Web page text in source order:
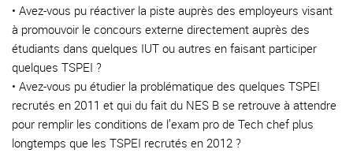
• Avez-vous pu réactiver la piste auprès des employeurs visant
à promouvoir le concours externe directement auprès des
étudiants dans quelques IUT ou autres en faisant participer
quelques TSPEI ?
• Avez-vous pu étudier la problématique des quelques TSPEI
recrutés en 2011 et qui du fait du NES B se retrouve à attendre
pour remplir les conditions de l’exam pro de Tech chef plus
longtemps que les TSPEI recrutés en 2012 ?